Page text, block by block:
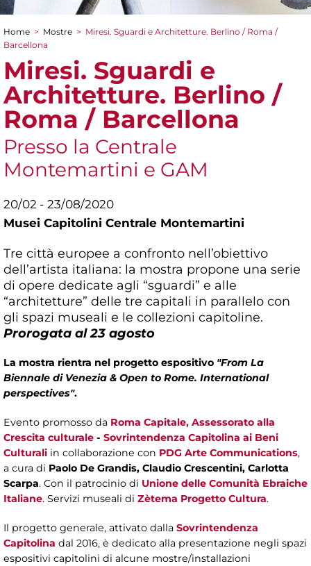
Tu sei qui
Home > Mostre > Miresi. Sguardi e Architetture. Berlino / Roma /
Barcellona
Miresi. Sguardi e
Architetture. Berlino /
Roma / Barcellona
Presso la Centrale
Montemartini e GAM
20/02 - 23/08/2020
Musei Capitolini Centrale Montemartini
Tre città europee a confronto nell’obiettivo
dell’artista italiana: la mostra propone una serie
di opere dedicate agli “sguardi” e alle
“architetture” delle tre capitali in parallelo con
gli spazi museali e le collezioni capitoline.
Prorogata al 23 agosto
La mostra rientra nel progetto espositivo "From La
Biennale di Venezia & Open to Rome. International
perspectives".
Evento promosso da Roma Capitale, Assessorato alla
Crescita culturale - Sovrintendenza Capitolina ai Beni
Culturali in collaborazione con PDG Arte Communications,
a cura di Paolo De Grandis, Claudio Crescentini, Carlotta
Scarpa. Con il patrocinio di Unione delle Comunità Ebraiche
Italiane. Servizi museali di Zètema Progetto Cultura.
Il progetto generale, attivato dalla Sovrintendenza
Capitolina dal 2016, è dedicato alla presentazione negli spazi
espositivi capitolini di alcune mostre/installazioni